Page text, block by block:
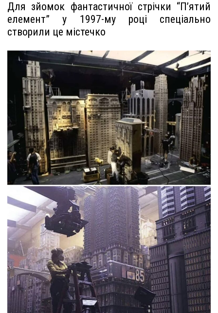
Для зйомок фантастичної стрічки “П’ятий
елемент” у 1997-му році спеціально
створили це містечко